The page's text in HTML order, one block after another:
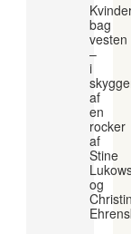
bag
vesten
–
i
af
en
rocker
af
Stine
og